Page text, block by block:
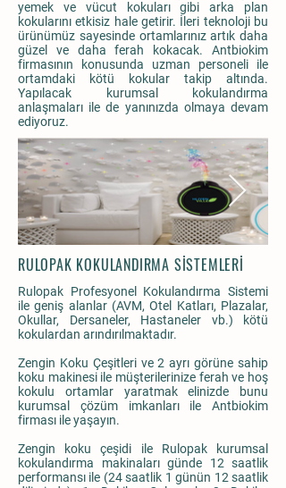
yemek ve vücut kokuları gibi arka plan
kokularını etkisiz hale getirir. İleri teknoloji bu
ürünümüz sayesinde ortamlarınız artık daha
güzel ve daha ferah kokacak. Antbiokim
firmasının konusunda uzman personeli ile
ortamdaki kötü kokular takip altında.
Yapılacak kurumsal kokulandırma
anlaşmaları ile de yanınızda olmaya devam
ediyoruz.
RULOPAK KOKULANDIRMA SİSTEMLERİ
Rulopak Profesyonel Kokulandırma Sistemi
ile geniş alanlar (AVM, Otel Katları, Plazalar,
Okullar, Dersaneler, Hastaneler vb.) kötü
kokulardan arındırılmaktadır.
Zengin Koku Çeşitleri ve 2 ayrı görüne sahip
koku makinesi ile müşterilerinize ferah ve hoş
kokulu ortamlar yaratmak elinizde bunu
kurumsal çözüm imkanları ile Antbiokim
firması ile yaşayın.
Zengin koku çeşidi ile Rulopak kurumsal
kokulandırma makinaları günde 12 saatlik
performansı ile (24 saatlik 1 günün 12 saatlik